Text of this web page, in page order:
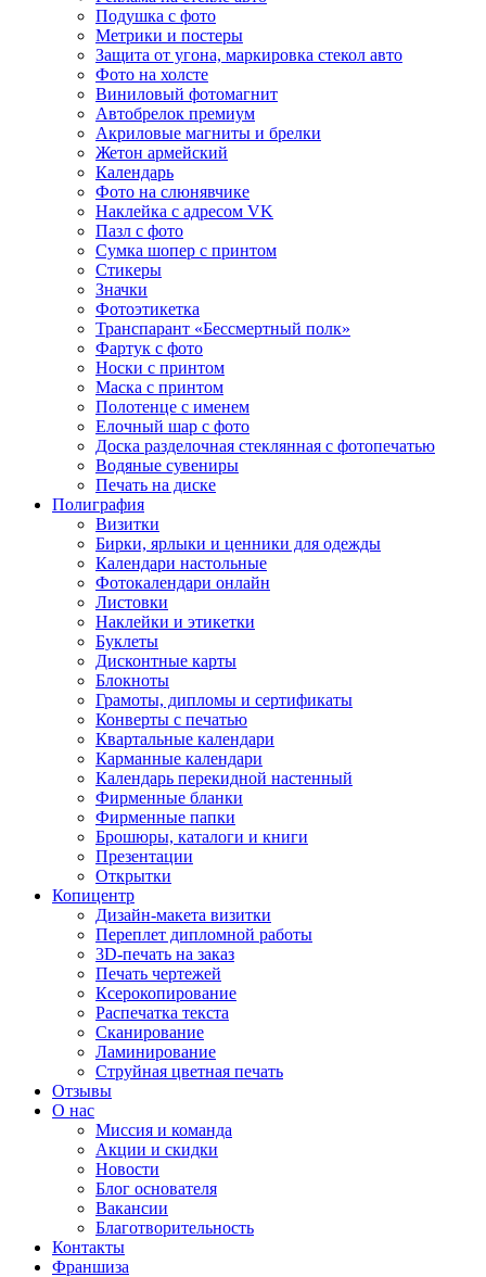
Подушка с фото
Метрики и постеры
Защита от угона, маркировка стекол авто
Фото на холсте
Виниловый фотомагнит
Автобрелок премиум
Акриловые магниты и брелки
Жетон армейский
Календарь
Фото на слюнявчике
Наклейка с адресом VK
Пазл с фото
Сумка шопер с принтом
Стикеры
Значки
Фотоэтикетка
Транспарант «Бессмертный полк»
Фартук с фото
Носки с принтом
Маска с принтом
Полотенце с именем
Елочный шар с фото
Доска разделочная стеклянная с фотопечатью
Водяные сувениры
Печать на диске
Полиграфия
Визитки
Бирки, ярлыки и ценники для одежды
Календари настольные
Фотокалендари онлайн
Листовки
Наклейки и этикетки
Буклеты
Дисконтные карты
Блокноты
Грамоты, дипломы и сертификаты
Конверты с печатью
Квартальные календари
Карманные календари
Календарь перекидной настенный
Фирменные бланки
Фирменные папки
Брошюры, каталоги и книги
Презентации
Открытки
Копицентр
Дизайн-макета визитки
Переплет дипломной работы
3D-печать на заказ
Печать чертежей
Ксерокопирование
Распечатка текста
Сканирование
Ламинирование
Струйная цветная печать
Отзывы
О нас
Миссия и команда
Акции и скидки
Новости
Блог основателя
Вакансии
Благотворительность
Контакты
Франшиза